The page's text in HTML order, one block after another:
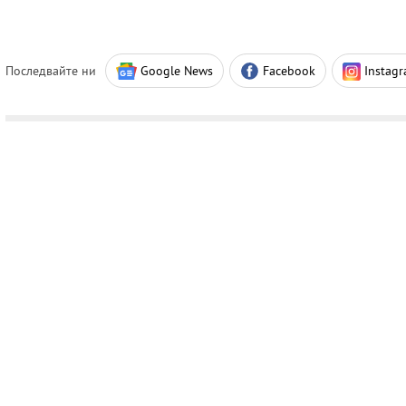
Последвайте ни Google News Facebook